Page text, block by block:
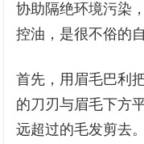
协助隔绝环境污染
控油，是很不俗的
首先，用眉毛巴利
的刀刃与眉毛下方
远超过的毛发剪去。